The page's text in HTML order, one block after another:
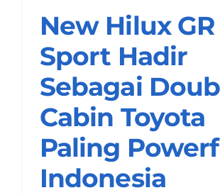
Paling
Indonesia
Nasmoco Semarang
New Hilux GR
Sport Hadir
Sebagai
Cabin Toyota
Paling
Indonesia